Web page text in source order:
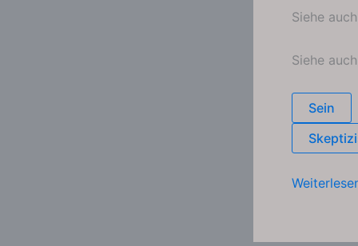
Siehe auch
Siehe auch
Sein
Nichts